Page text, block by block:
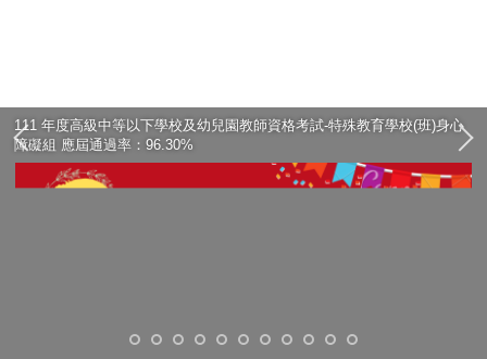
111 年度高級中等以下學校及幼兒園教師資格考試-特殊教育學校(班)身心
障礙組 應屆通過率：96.30%